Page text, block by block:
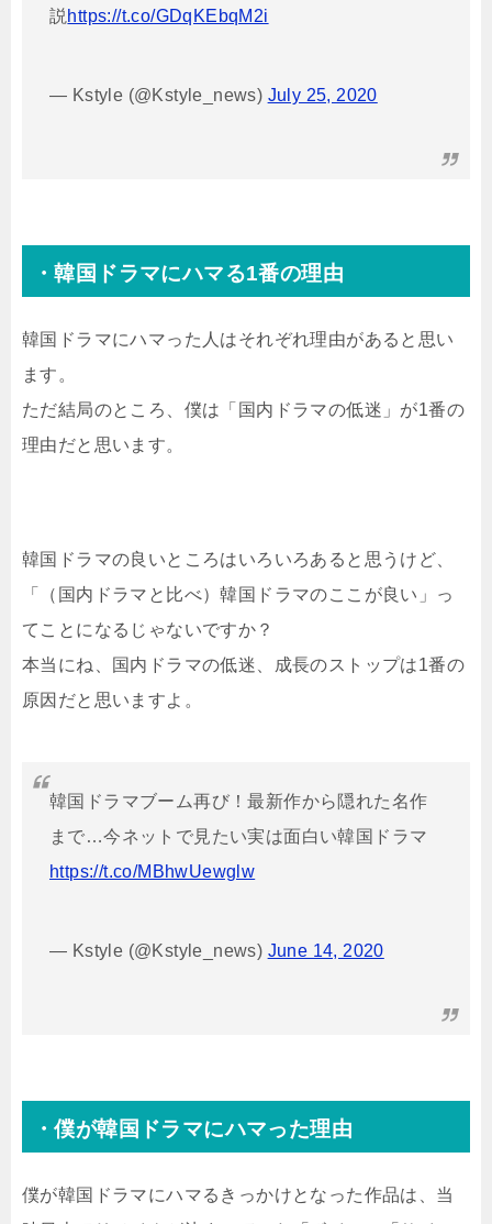
説 https://t.co/GDqKEbqM2i
— Kstyle (@Kstyle_news) July 25, 2020
・韓国ドラマにハマる1番の理由
韓国ドラマにハマった人はそれぞれ理由があると思い
ます。
ただ結局のところ、僕は「国内ドラマの低迷」が1番の
理由だと思います。
韓国ドラマの良いところはいろいろあると思うけど、
「（国内ドラマと比べ）韓国ドラマのここが良い」っ
てことになるじゃないですか？
本当にね、国内ドラマの低迷、成長のストップは1番の
原因だと思いますよ。
韓国ドラマブーム再び！最新作から隠れた名作
まで…今ネットで見たい実は面白い韓国ドラマ
https://t.co/MBhwUewglw
— Kstyle (@Kstyle_news) June 14, 2020
・僕が韓国ドラマにハマった理由
僕が韓国ドラマにハマるきっかけとなった作品は、当